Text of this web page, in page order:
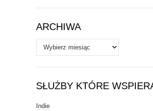
Tematy
ARCHIWA
Archiwa
SŁUŻBY KTÓRE
Indie